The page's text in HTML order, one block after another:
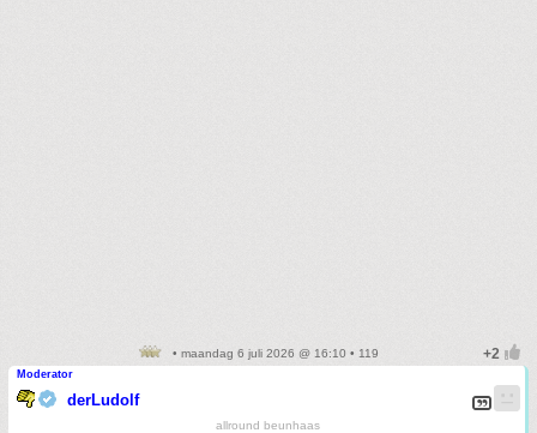
• maandag 6 juli 2026 @ 16:10 • 119
Moderator
derLudolf
allround beunhaas